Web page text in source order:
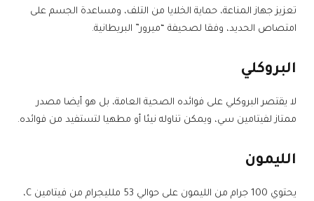
تعزيز جهاز المناعة، حماية الخلايا من التلف، ومساعدة الجسم على
امتصاص الحديد، وفقا لصحيفة “ميرور” البريطانية.
البروكلي
لا يقتصر البروكلي على فوائده الصحية العامة، بل هو أيضا مصدر
ممتاز لفيتامين سي، ويمكن تناوله نيئا أو مطهيا لتستفيد من فوائده.
الليمون
يحتوي 100 جرام من الليمون على حوالي 53 ملليجرام من فيتامين C،